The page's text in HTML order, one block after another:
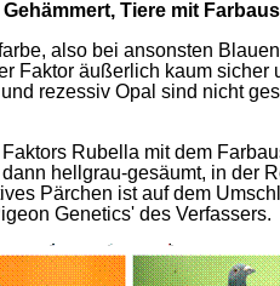
Tiere mit
also bei ansonsten
Faktor äußerlich kaum
rezessiv Opal sind nicht
Rubella mit dem
hellgrau-gesäumt, in der
Pärchen ist auf dem
Genetics' des Verfassers.